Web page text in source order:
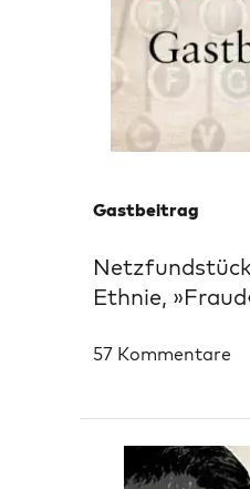
Gastbeitrag
Ethnie,
57 Kommentare